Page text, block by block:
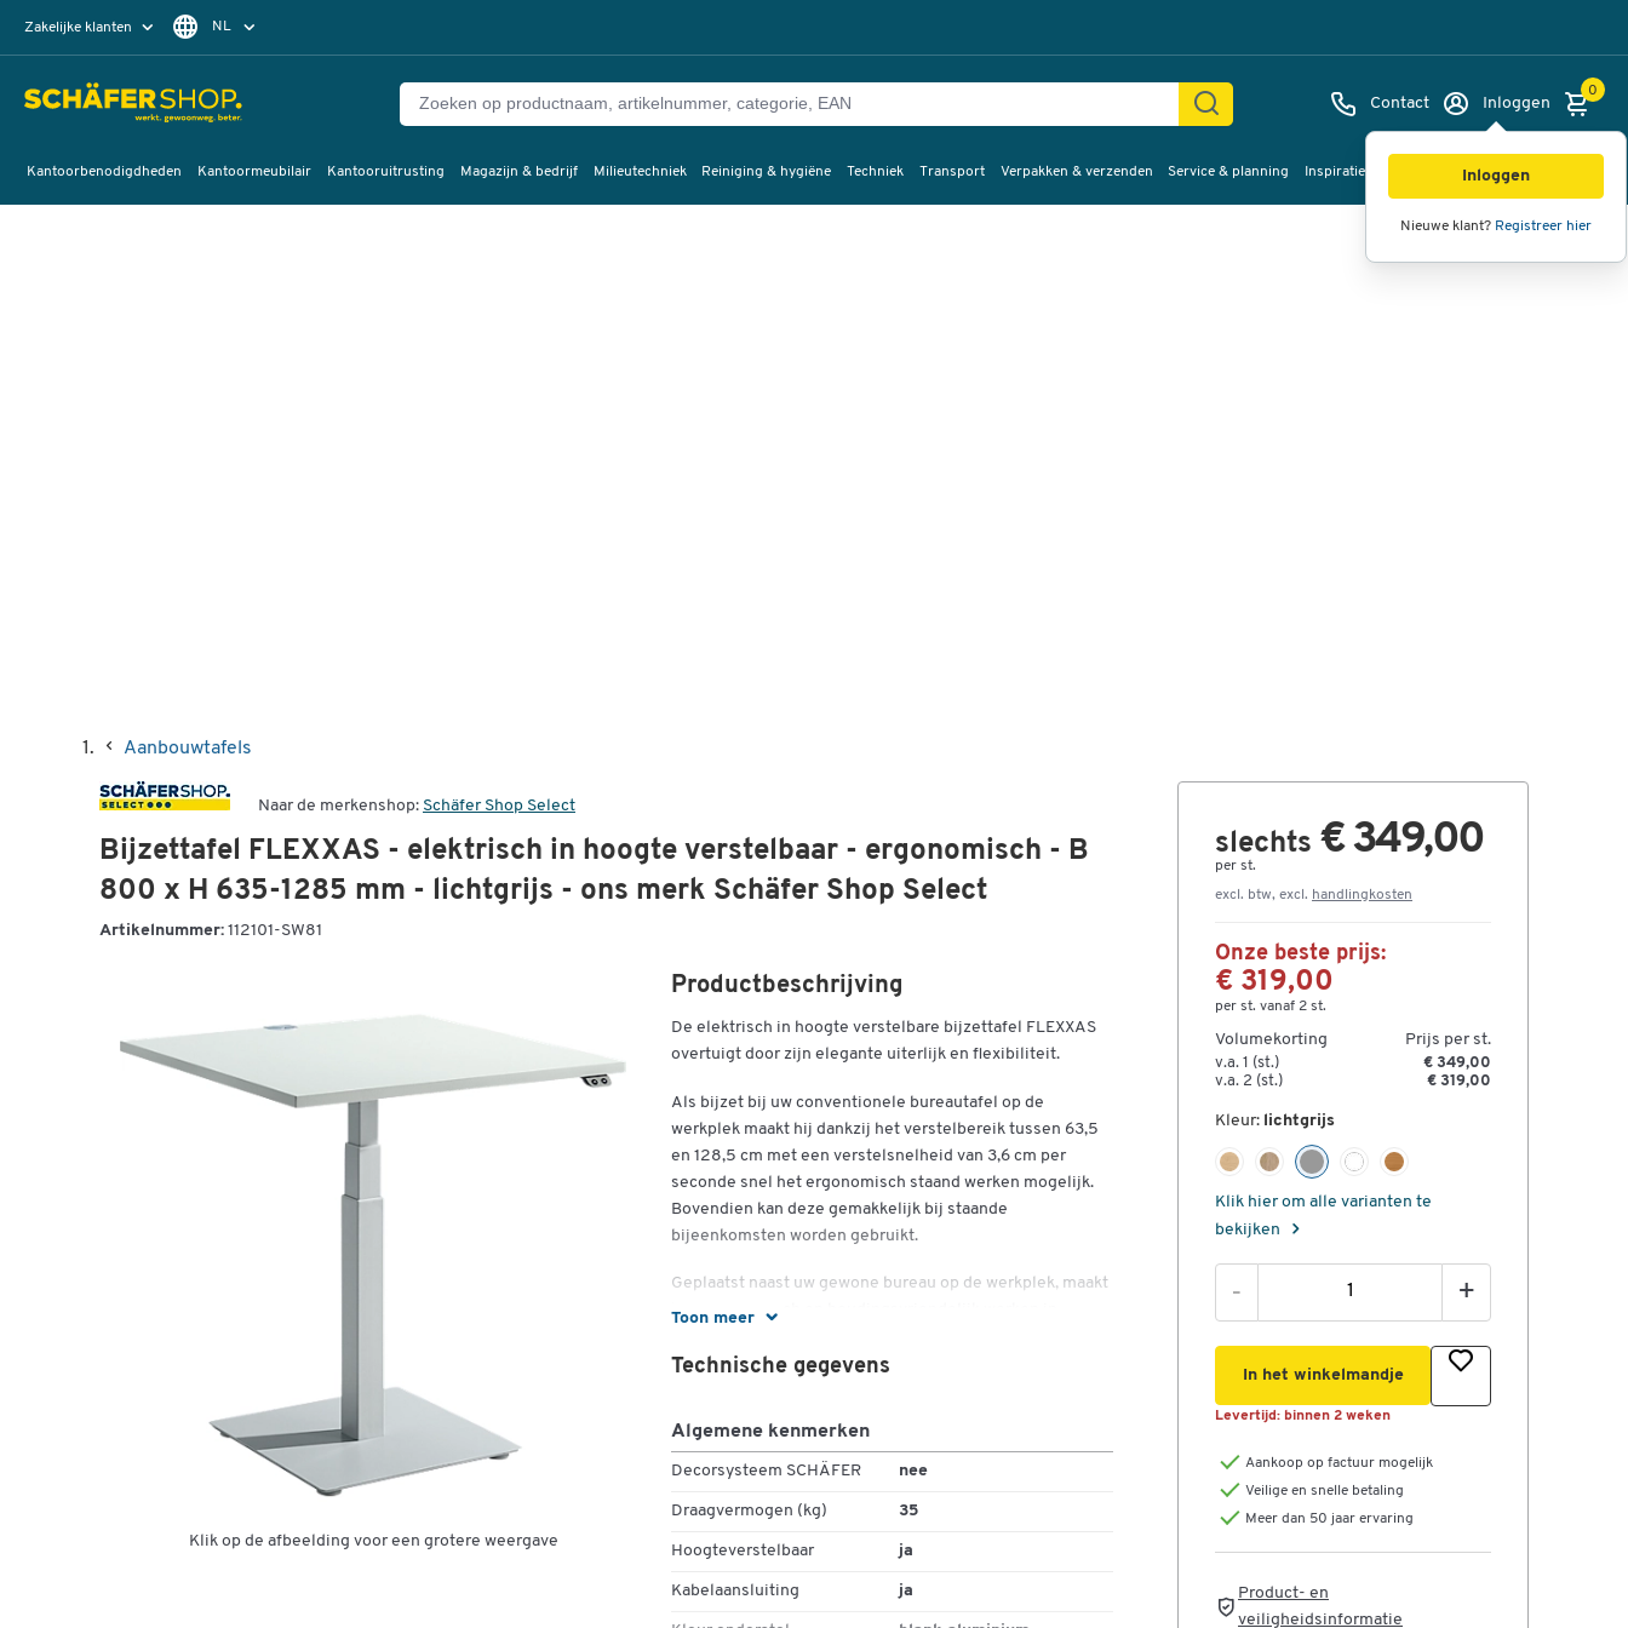
Zakelijke klanten NL
Contact Inloggen
Inloggen
Nieuwe klant? Registreer hier
0
Kantoorbenodigdheden Kantoormeubilair Kantooruitrusting Magazijn & bedrijf Milieutechniek Reiniging & hygiëne Techniek Transport Verpakken & verzenden Service & planning Inspiratie
Aanbouwtafels
Naar de merkenshop: Schäfer Shop Select
Bijzettafel FLEXXAS - elektrisch in hoogte verstelbaar - ergonomisch - B
800 x H 635-1285 mm - lichtgrijs - ons merk Schäfer Shop Select
Artikelnummer: 112101-SW81
Klik op de afbeelding voor een grotere weergave
Toon meer
Productbeschrijving
De elektrisch in hoogte verstelbare bijzettafel FLEXXAS
overtuigt door zijn elegante uiterlijk en flexibiliteit.
Als bijzet bij uw conventionele bureautafel op de
werkplek maakt hij dankzij het verstelbereik tussen 63,5
en 128,5 cm met een verstelsnelheid van 3,6 cm per
seconde snel het ergonomisch staand werken mogelijk.
Bovendien kan deze gemakkelijk bij staande
bijeenkomsten worden gebruikt.
Geplaatst naast uw gewone bureau op de werkplek, maakt
het ergonomisch en houdingsvriendelijk werken in
63,5 tot 128,5 cm met een verstelsnelheid van 3,6 cm per
De tafel heeft een stevig stalen frame met poedercoating,
Een bodemplaat met vloernivellering en een kabeluitgang
met spiraalkabel voor een ruimtebesparende en
werkapparatuur ronden de kenmerken af.
Technische gegevens
Algemene kenmerken
Decorsysteem SCHÄFER nee
Draagvermogen (kg) 35
Hoogteverstelbaar ja
Kabelaansluiting ja
slechts € 349,00
per st.
excl. btw, excl. handlingkosten
Onze beste prijs:
€ 319,00
per st. vanaf 2 st.
Volumekorting Prijs per st.
v.a. 1 (st.)
€ 349,00
v.a. 2 (st.)
€ 319,00
Kleur: lichtgrijs
Klik hier om alle varianten te
bekijken
- +
In het winkelmandje
Levertijd: binnen 2 weken
Aankoop op factuur mogelijk
Veilige en snelle betaling
Meer dan 50 jaar ervaring
Product- en
veiligheidsinformatie
Afbeeldingen Video's
360°
weergave